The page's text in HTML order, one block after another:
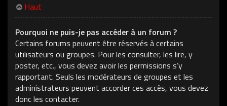
Haut
Pourquoi ne puis-je pas accéder à un forum ?
Certains forums peuvent être réservés à certains
utilisateurs ou groupes. Pour les consulter, les lire, y
poster, etc., vous devez avoir les permissions s’y
rapportant. Seuls les modérateurs de groupes et les
administrateurs peuvent accorder ces accès, vous devez
donc les contacter.